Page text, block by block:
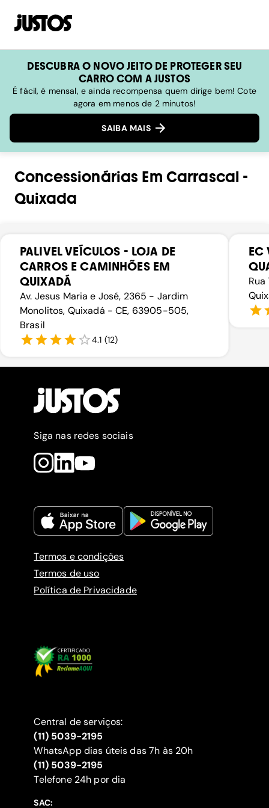
DESCUBRA O NOVO JEITO DE PROTEGER SEU
CARRO COM A JUSTOS
É fácil, é mensal, e ainda recompensa quem dirige bem! Cote
agora em menos de 2 minutos!
SAIBA MAIS
Concessionárias Em Carrascal -
Quixada
PALIVEL VEÍCULOS - LOJA DE
CARROS E CAMINHÕES EM
QUIXADÁ
Av. Jesus Maria e José, 2365 - Jardim
Monolitos, Quixadá - CE, 63905-505,
Brasil
4.1 (12)
EC
Siga nas redes sociais
Termos e condições
Termos de uso
Política de Privacidade
Central de serviços:
(11) 5039-2195
WhatsApp dias úteis das 7h às 20h
(11) 5039-2195
‍Telefone 24h por dia
SAC: